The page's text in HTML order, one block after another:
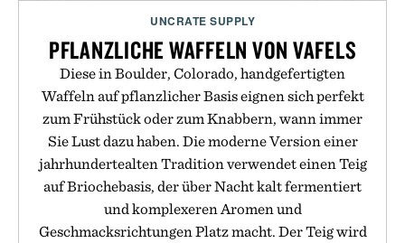
UNCRATE SUPPLY
PFLANZLICHE WAFFELN VON VAFELS
Diese in Boulder, Colorado, handgefertigten
Waffeln auf pflanzlicher Basis eignen sich perfekt
zum Frühstück oder zum Knabbern, wann immer
Sie Lust dazu haben. Die moderne Version einer
jahrhundertealten Tradition verwendet einen Teig
auf Briochebasis, der über Nacht kalt fermentiert
und komplexeren Aromen und
Geschmacksrichtungen Platz macht. Der Teig wird